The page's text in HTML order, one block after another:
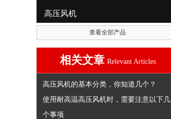
高压风机
查看全部产品
相关文章 Relevant Articles
高压风机的基本分类，你知道几个？
使用耐高温高压风机时，需要注意以下几
个事项